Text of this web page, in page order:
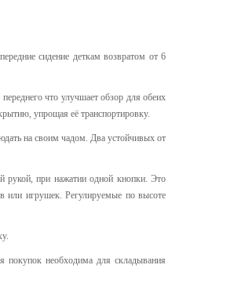
сидение деткам возвратом от 6
что улучшает обзор для обеих
упрощая её транспортировку.
на своим чадом. Два устойчивых от
рукой, при нажатии одной кнопки. Это
или игрушек. Регулируемые по высоте
покупок необходима для складывания